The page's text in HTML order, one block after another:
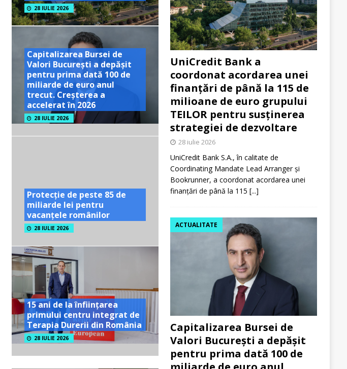
28 IULIE 2026
Capitalizarea Bursei de
Valori București a depășit
pentru prima dată 100 de
miliarde de euro anul
trecut. Creșterea a
accelerat în 2026
28 IULIE 2026
Protecție de peste 85 de
miliarde lei pentru
vacanțele românilor
28 IULIE 2026
15 ani de la înființarea
primului centru integrat de
Terapia Durerii din România
28 IULIE 2026
UniCredit Bank a
coordonat acordarea unei
finanțări de până la 115 de
milioane de euro grupului
TEILOR pentru susținerea
strategiei de dezvoltare
28 iulie 2026
UniCredit Bank S.A., în calitate de
Coordinating Mandate Lead Arranger și
Bookrunner, a coordonat acordarea unei
finanțări de până la 115 [...]
Capitalizarea Bursei de
Valori București a depășit
pentru prima dată 100 de
ACTUALITATE